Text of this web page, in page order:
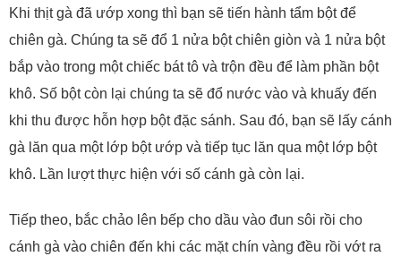
Khi thịt gà đã ướp xong thì bạn sẽ tiến hành tẩm bột để
chiên gà. Chúng ta sẽ đổ 1 nửa bột chiên giòn và 1 nửa bột
bắp vào trong một chiếc bát tô và trộn đều để làm phần bột
khô. Số bột còn lại chúng ta sẽ đổ nước vào và khuấy đến
khi thu được hỗn hợp bột đặc sánh. Sau đó, bạn sẽ lấy cánh
gà lăn qua một lớp bột ướp và tiếp tục lăn qua một lớp bột
khô. Lần lượt thực hiện với số cánh gà còn lại.
Tiếp theo, bắc chảo lên bếp cho dầu vào đun sôi rồi cho
cánh gà vào chiên đến khi các mặt chín vàng đều rồi vớt ra